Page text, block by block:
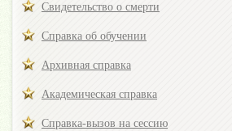
Свидетельство о смерти
Справка об обучении
Архивная справка
Академическая справка
Справка-вызов на сессию